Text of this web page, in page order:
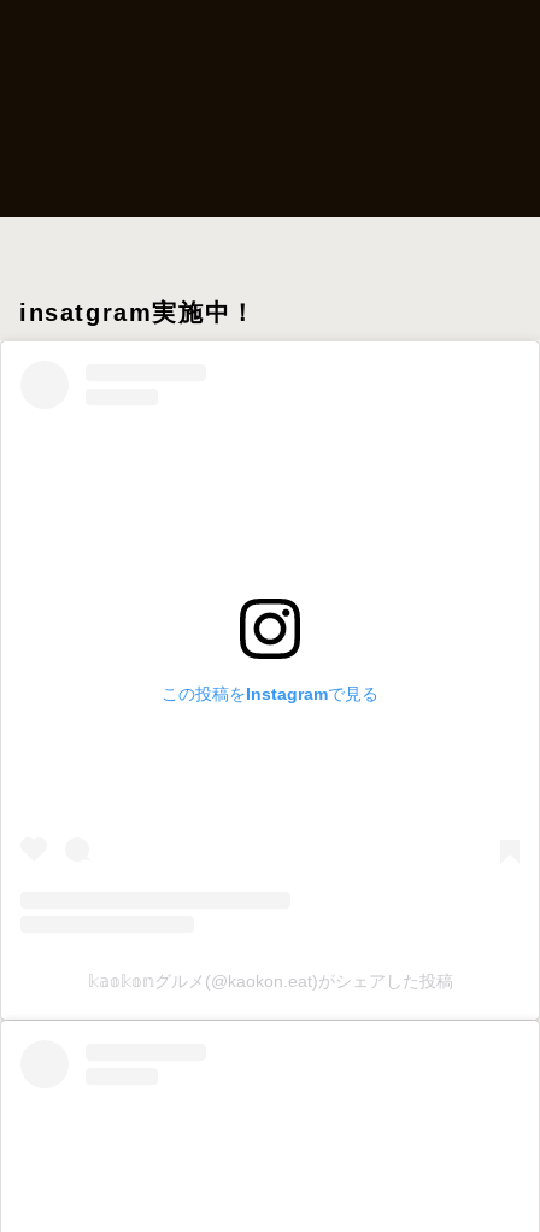
insatgram実施中！
この投稿をInstagramで見る
𝕜𝕒𝕠𝕜𝕠𝕟グルメ(@kaokon.eat)がシェアした投稿